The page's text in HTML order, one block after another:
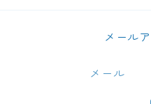
メール
メール